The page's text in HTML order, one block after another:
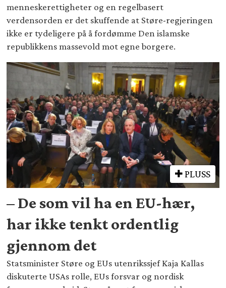
menneskerettigheter og en regelbasert
verdensorden er det skuffende at Støre-regjeringen
ikke er tydeligere på å fordømme Den islamske
republikkens massevold mot egne borgere.
PLUSS
– De som vil ha en EU-hær,
har ikke tenkt ordentlig
gjennom det
Statsminister Støre og EUs utenrikssjef Kaja Kallas
diskuterte USAs rolle, EUs forsvar og nordisk